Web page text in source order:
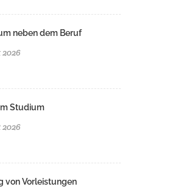
neben dem Beruf
2026
Studium
2026
von Vorleistungen